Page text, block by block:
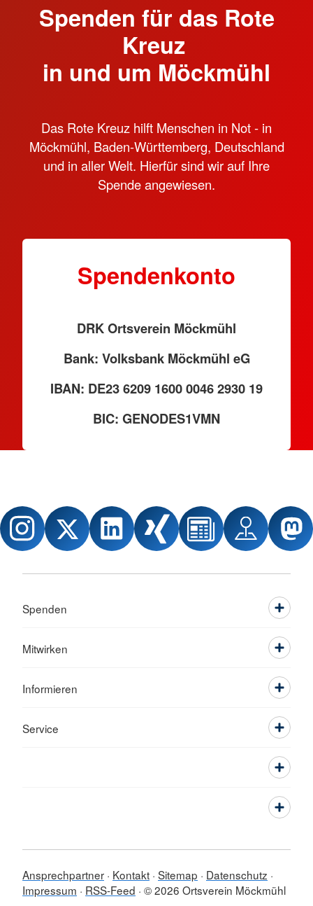
Spenden für das Rote
Kreuz
in und um Möckmühl
Das Rote Kreuz hilft Menschen in Not - in
Möckmühl, Baden-Württemberg, Deutschland
und in aller Welt. Hierfür sind wir auf Ihre
Spende angewiesen.
Spendenkonto
DRK Ortsverein Möckmühl
Bank: Volksbank Möckmühl eG
IBAN: DE23 6209 1600 0046 2930 19
BIC: GENODES1VMN
Spenden
Mitwirken
Informieren
Service
Ansprechpartner Kontakt Sitemap
Datenschutz
Impressum
RSS-Feed © 2026 Ortsverein Möckmühl